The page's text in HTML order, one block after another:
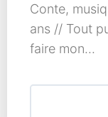
Conte,
ans // Tout
faire mon...